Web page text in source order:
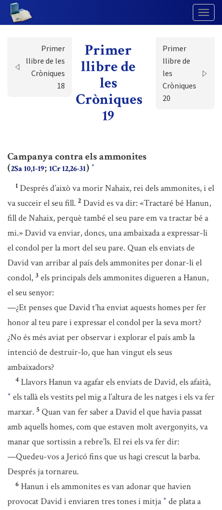
Primer
llibre de les
Cròniques
18
Primer
llibre de
les
Cròniques
19
Primer
llibre de
les
Cròniques
20
Campanya contra els ammonites
(2Sa 10,1-19; 1Cr 12,26-31) *
1 Després d’això va morir Nahaix, rei dels ammonites, i el
va succeir el seu fill. 2 David es va dir: «Tractaré bé Hanun,
fill de Nahaix, perquè també el seu pare em va tractar bé a
mi.» David va enviar, doncs, una ambaixada a expressar-li
el condol per la mort del seu pare. Quan els enviats de
David van arribar al país dels ammonites per donar-li el
condol, 3 els principals dels ammonites digueren a Hanun,
el seu senyor:
—¿Et penses que David t’ha enviat aquests homes per fer
honor al teu pare i expressar el condol per la seva mort?
¿No és més aviat per observar i explorar el país amb la
intenció de destruir-lo, que han vingut els seus
ambaixadors?
4 Llavors Hanun va agafar els enviats de David, els afaità,
* els tallà els vestits pel mig a l’altura de les natges i els va fer
marxar. 5 Quan van fer saber a David el que havia passat
amb aquells homes, com que estaven molt avergonyits, va
manar que sortissin a rebre’ls. El rei els va fer dir:
—Quedeu-vos a Jericó fins que us hagi crescut la barba.
Després ja tornareu.
6 Hanun i els ammonites es van adonar que havien
provocat David i enviaren tres tones i mitja * de plata a